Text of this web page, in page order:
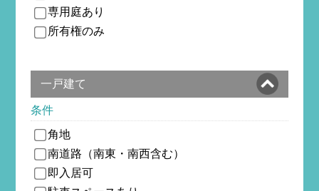
専用庭あり
所有権のみ
一戸建て
条件
角地
南道路（南東・南西含む）
即入居可